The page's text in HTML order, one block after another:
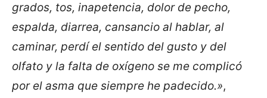
grados, tos, inapetencia, dolor de pecho,
espalda, diarrea, cansancio al hablar, al
caminar, perdí el sentido del gusto y del
olfato y la falta de oxígeno se me complicó
por el asma que siempre he padecido.»,